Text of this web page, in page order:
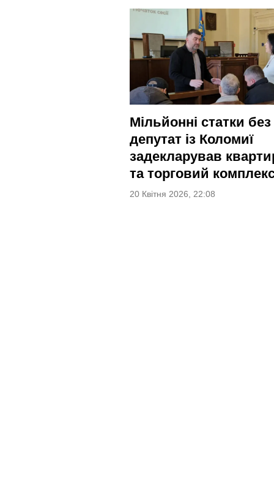
Мільйонні статки без
депутат із Коломиї
задекларував
та торговий
20 Квітня 2026, 22:08